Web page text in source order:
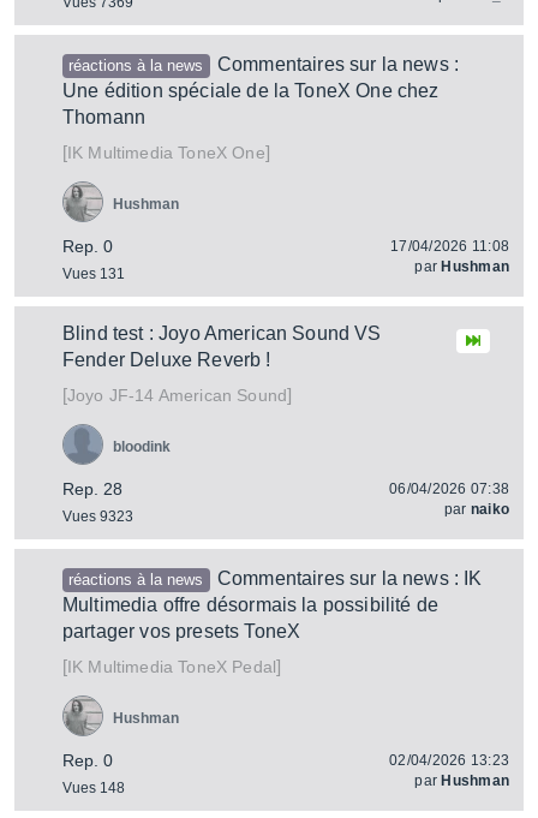
réactions à la news
Commentaires sur la news :
Une édition spéciale de la ToneX One chez
Thomann
[ IK Multimedia ToneX One]
Rep. 0
Vues 131
Hushman
17/04/2026 11:08
par Hushman
Blind test : Joyo American Sound VS
Fender Deluxe Reverb !
[Joyo JF-14 American Sound]
Rep. 28
Vues 9323
bloodink
06/04/2026 07:38
par naiko
réactions à la news
Commentaires sur la news : IK
Multimedia offre désormais la possibilité de
partager vos presets ToneX
[ IK Multimedia ToneX Pedal]
Rep. 0
Vues 148
Hushman
02/04/2026 13:23
par Hushman